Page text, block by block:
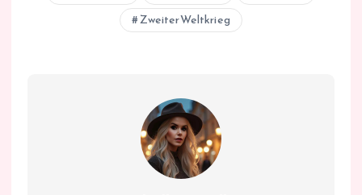
ZweiterWeltkrieg